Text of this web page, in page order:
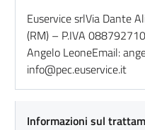
Euservice srlVia Dante
(RM) – P.IVA
Angelo LeoneEmail:
info@pec.euservice.it
Informazioni sul